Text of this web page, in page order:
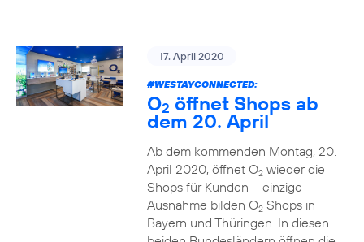
17. April 2020
#WESTAYCONNECTED:
O2 öffnet Shops ab
dem 20. April
Ab dem kommenden Montag, 20.
April 2020, öffnet O2wieder die
Shops für Kunden – einzige
Ausnahme bilden O2Shops in
Bayern und Thüringen. In diesen